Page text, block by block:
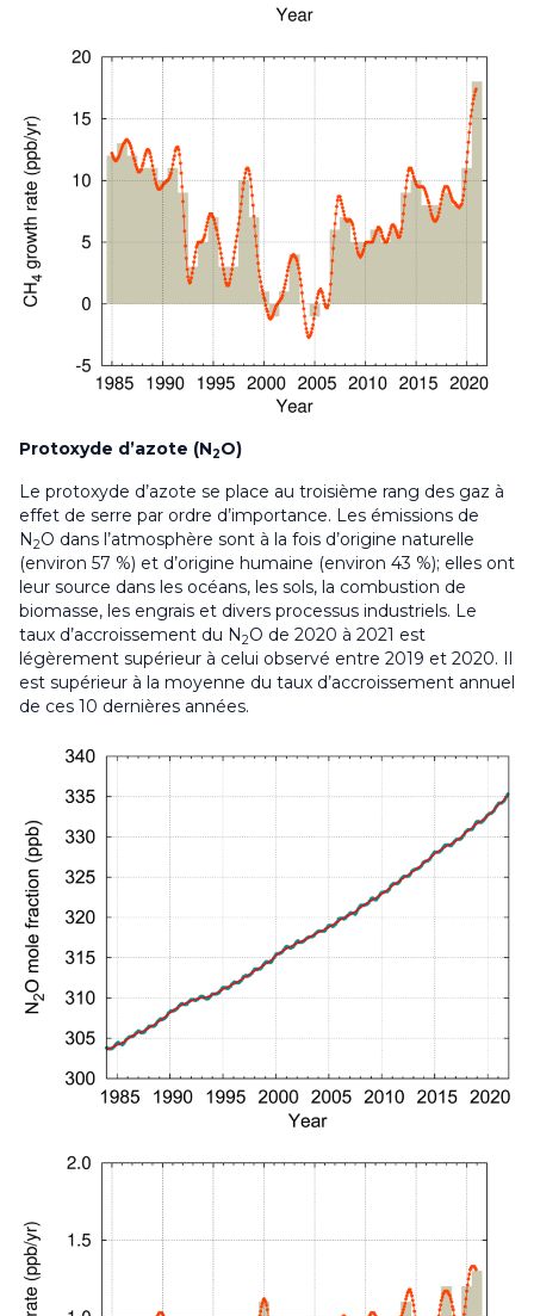
Protoxyde d’azote (N2O)
Le protoxyde d’azote se place au troisième rang des gaz à
effet de serre par ordre d’importance. Les émissions de
N 2O dans l’atmosphère sont à la fois d’origine naturelle
(environ 57 %) et d’origine humaine (environ 43 %); elles ont
leur source dans les océans, les sols, la combustion de
biomasse, les engrais et divers processus industriels. Le
taux d’accroissement du N 2O de 2020 à 2021 est
légèrement supérieur à celui observé entre 2019 et 2020. Il
est supérieur à la moyenne du taux d’accroissement annuel
de ces 10 dernières années.